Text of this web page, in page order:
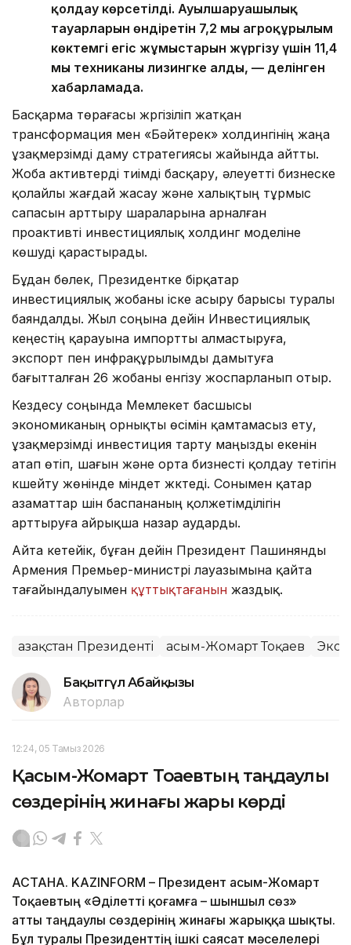
қолдау көрсетілді. Ауылшаруашылық
тауарларын өндіретін 7,2 мың агроқұрылым
көктемгі егіс жұмыстарын жүргізу үшін 11,4
мың техниканы лизингке алды, — делінген
хабарламада.
Басқарма төрағасы жүргізіліп жатқан
трансформация мен «Бәйтерек» холдингінің жаңа
ұзақмерзімді даму стратегиясы жайында айтты.
Жоба активтерді тиімді басқару, әлеуетті бизнеске
қолайлы жағдай жасау және халықтың тұрмыс
сапасын арттыру шараларына арналған
проактивті инвестициялық холдинг моделіне
көшуді қарастырады.
Бұдан бөлек, Президентке бірқатар
инвестициялық жобаны іске асыру барысы туралы
баяндалды. Жыл соңына дейін Инвестициялық
кеңестің қарауына импортты алмастыруға,
экспорт пен инфрақұрылымды дамытуға
бағытталған 26 жобаны енгізу жоспарланып отыр.
Кездесу соңында Мемлекет басшысы
экономиканың орнықты өсімін қамтамасыз ету,
ұзақмерзімді инвестиция тарту маңызды екенін
атап өтіп, шағын және орта бизнесті қолдау тетігін
күшейту жөнінде міндет жүктеді. Сонымен қатар
азаматтар үшін баспананың қолжетімділігін
арттыруға айрықша назар аударды.
Айта кетейік, бұған дейін Президент Пашинянды
Армения Премьер-министрі лауазымына қайта
тағайындалуымен құттықтағанын жаздық.
Қазақстан Президенті Қасым-Жомарт Тоқаев
Бақытгүл Абайқызы
Авторлар
12:24, 05 Тамыз 2026
Қасым-Жомарт Тоқаевтың таңдаулы
сөздерінің жинағы жарық көрді
АСТАНА. KAZINFORM – Президент Қасым-Жомарт
Тоқаевтың «Әділетті қоғамға – шыншыл сөз»
атты таңдаулы сөздерінің жинағы жарыққа шықты.
Бұл туралы Президенттің ішкі саясат мәселелері